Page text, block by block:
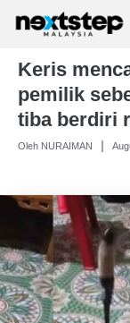
Skip
content
Keris
pemilik
tiba berdiri
Oleh NURAIMAN